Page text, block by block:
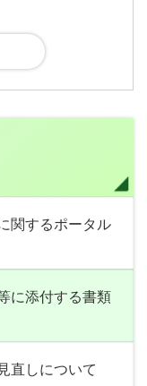
関するポータル
に添付する書類
直しについて